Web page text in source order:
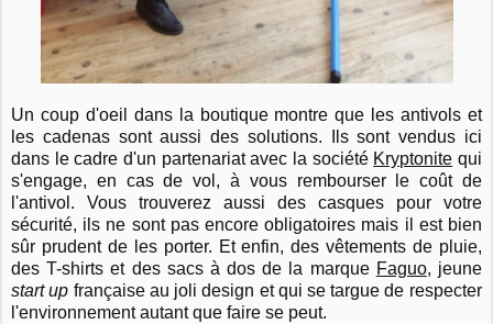
Un coup d'oeil dans la boutique montre que les antivols et
les cadenas sont aussi des solutions. Ils sont vendus ici
dans le cadre d'un partenariat avec la société Kryptonite qui
s'engage, en cas de vol, à vous rembourser le coût de
l'antivol. Vous trouverez aussi des casques pour votre
sécurité, ils ne sont pas encore obligatoires mais il est bien
sûr prudent de les porter. Et enfin, des vêtements de pluie,
des T-shirts et des sacs à dos de la marque Faguo, jeune
start up française au joli design et qui se targue de respecter
l'environnement autant que faire se peut.